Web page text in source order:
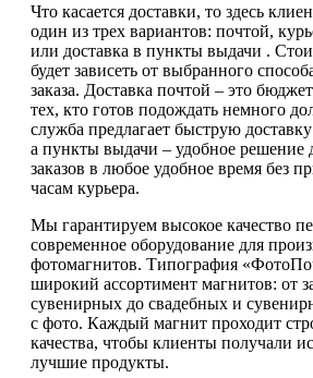
Что касается доставки, то здесь
один из трех вариантов: почтой,
или доставка в пункты выдачи .
будет зависеть от выбранного
заказа. Доставка почтой – это
тех, кто готов подождать немного
служба предлагает быструю
а пункты выдачи – удобное решение
заказов в любое удобное время без
часам курьера.
Мы гарантируем высокое качество
современное оборудование для
фотомагнитов. Типография
широкий ассортимент магнитов: от
сувенирных до свадебных и
с фото. Каждый магнит проходит
качества, чтобы клиенты получали
лучшие продукты.